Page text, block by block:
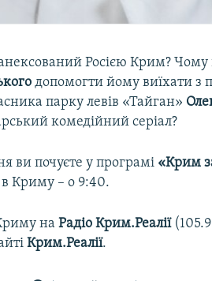
Росією Крим?
допомогти йому виїхати з
парку левів «Тайган»
комедійний серіал?
ви почуєте у програмі «Крим
в Криму – о 9:40.
на Радіо Крим.Реалії(105.9
Крим.Реалії.